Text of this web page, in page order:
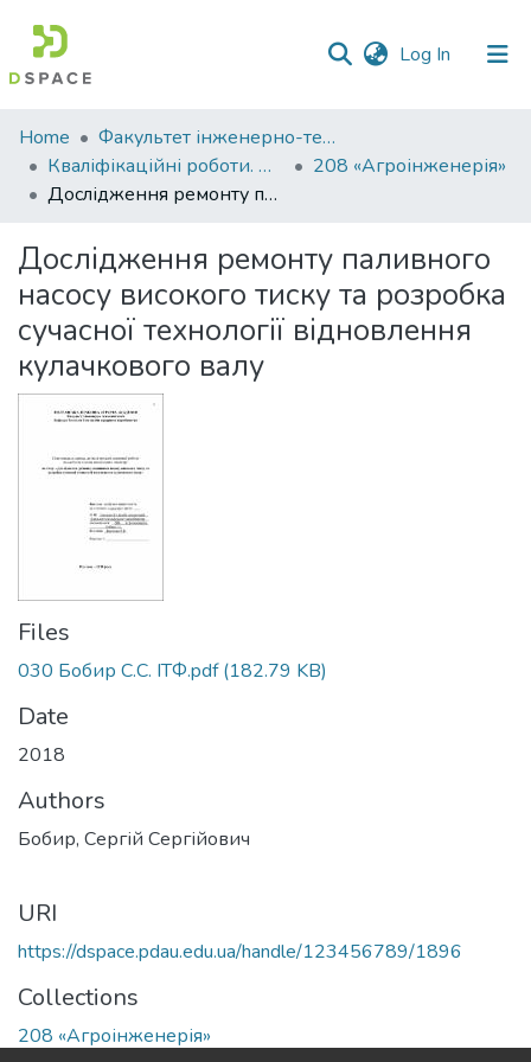
Log In (current)
Communities
&
Collections
Statistics
Home
Факультет інженерно-технологічний
Кваліфікаційні роботи. Факультет інженерно-технологічний
208 «Агроінженерія»
Дослідження ремонту паливного насосу високого тиску та розробка сучасної технології відновлення кулачкового валу
Дослідження ремонту паливного
насосу високого тиску та розробка
сучасної технології відновлення
кулачкового валу
Files
030 Бобир С.С. ІТФ.pdf(182.79 KB)
Date
2018
Authors
Бобир, Сергій Сергійович
URI
https://dspace.pdau.edu.ua/handle/123456789/1896
Collections
208 «Агроінженерія»